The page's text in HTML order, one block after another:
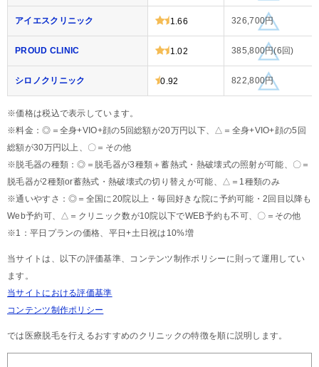
アイエスクリニック 1.66 326,700円
PROUD CLINIC 1.02 385,800円(6回)
シロノクリニック 0.92 822,800円
※価格は税込で表示しています。
※料金：◎＝全身+VIO+顔の5回総額が20万円以下、△＝全身+VIO+顔の5回
総額が30万円以上、〇＝その他
※脱毛器の種類：◎＝脱毛器が3種類＋蓄熱式・熱破壊式の照射が可能、〇＝
脱毛器が2種類or蓄熱式・熱破壊式の切り替えが可能、△＝1種類のみ
※通いやすさ：◎＝全国に20院以上・毎回好きな院に予約可能・2回目以降も
Web予約可、△＝クリニック数が10院以下でWEB予約も不可、〇＝その他
※1：平日プランの価格、平日+土日祝は10%増
当サイトは、以下の評価基準、コンテンツ制作ポリシーに則って運用してい
ます。
当サイトにおける評価基準
コンテンツ制作ポリシー
では医療脱毛を行えるおすすめのクリニックの特徴を順に説明します。